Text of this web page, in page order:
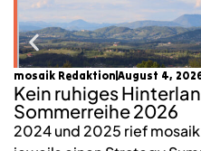
mosaik Redaktion August 4,
Kein ruhiges
Sommerreihe 2026
2024 und 2025 rief